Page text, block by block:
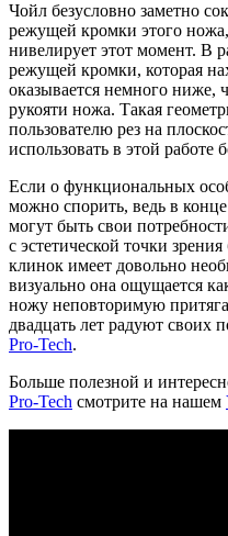
Чойл безусловно заметно
режущей кромки этого
нивелирует этот момент. В
режущей кромки, которая
оказывается немного ниже,
рукояти ножа. Такая
пользователю рез на
использовать в этой
Если о функциональных
можно спорить, ведь в
могут быть свои
с эстетической точки
клинок имеет довольно
визуально она ощущается
ножу неповторимую
двадцать лет радуют своих
Pro-Tech.
Больше полезной и
Pro-Tech смотрите на нашем